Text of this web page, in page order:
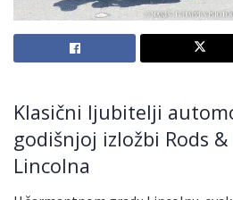
Klasični ljubitelji
godišnjoj izložbi Rods
Lincolna